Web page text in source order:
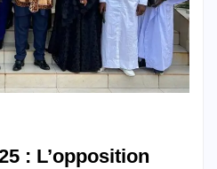
: L’opposition